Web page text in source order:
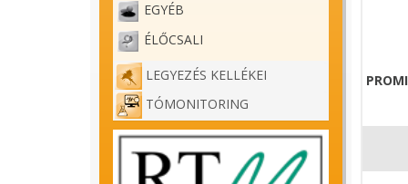
EGYÉB
ÉLŐCSALI
LEGYEZÉS KELLÉKEI
TÓMONITORING